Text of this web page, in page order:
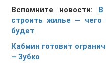
Вспомните новости: В
строить жилье — чего
будет
Кабмин готовит
– Зубко